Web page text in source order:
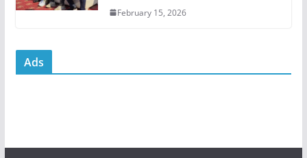
February 15, 2026
Ads